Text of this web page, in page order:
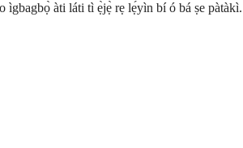
àti láti tì ẹ̀jẹ̀ rẹ lẹ́yìn bí ó bá ṣe pàtàkì.